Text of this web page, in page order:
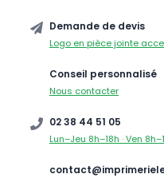
Demande de devis
Logo en pièce jointe
Conseil personnalisé
Nous contacter
02 38 44 51 05
Lun–Jeu 8h–18h · Ven